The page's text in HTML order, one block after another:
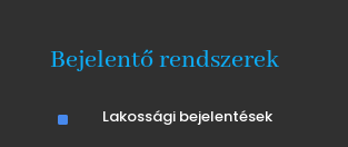
Bejelentő rendszerek
^ Lakossági bejelentések